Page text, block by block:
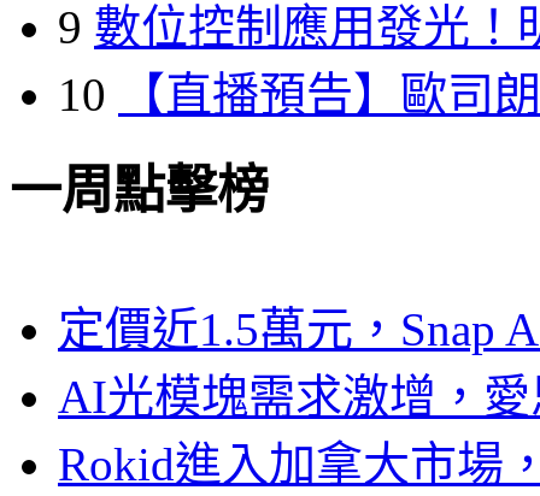
9 數位控制應用發光！
10
【直播預告】歐司
一周點擊榜
定價近1.5萬元，Snap
AI光模塊需求激增，
Rokid進入加拿大市場